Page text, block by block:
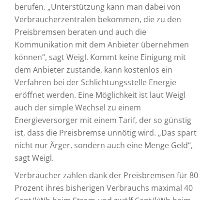
berufen. „Unterstützung kann man dabei von
Verbraucherzentralen bekommen, die zu den
Preisbremsen beraten und auch die
Kommunikation mit dem Anbieter übernehmen
können“, sagt Weigl. Kommt keine Einigung mit
dem Anbieter zustande, kann kostenlos ein
Verfahren bei der Schlichtungsstelle Energie
eröffnet werden. Eine Möglichkeit ist laut Weigl
auch der simple Wechsel zu einem
Energieversorger mit einem Tarif, der so günstig
ist, dass die Preisbremse unnötig wird. „Das spart
nicht nur Ärger, sondern auch eine Menge Geld“,
sagt Weigl.
Verbraucher zahlen dank der Preisbremsen für 80
Prozent ihres bisherigen Verbrauchs maximal 40